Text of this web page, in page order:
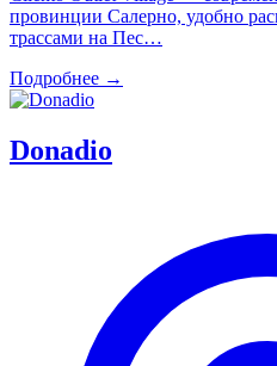
провинции Салерно, удобно
трассами на Пес…
Подробнее →
Donadio